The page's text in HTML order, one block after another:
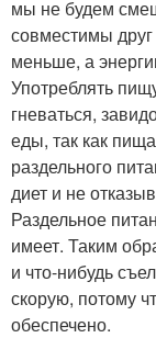
мы не будем
совместимы
меньше, а
Употреблять
гневаться,
еды, так как
раздельного
диет и не
Раздельное
имеет. Таким
и что-нибудь
скорую, потому
обеспечено.